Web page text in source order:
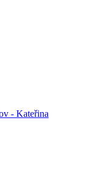
- Kateřina